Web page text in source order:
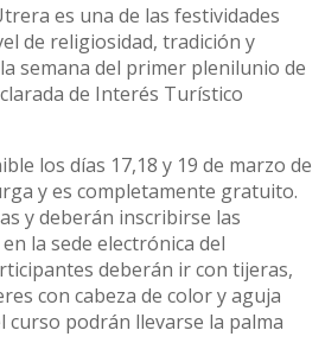
es una de las festividades
de religiosidad, tradición y
semana del primer plenilunio de
de Interés Turístico
los días 17,18 y 19 de marzo de
y es completamente gratuito.
y deberán inscribirse las
la sede electrónica del
deberán ir con tijeras,
con cabeza de color y aguja
curso podrán llevarse la palma